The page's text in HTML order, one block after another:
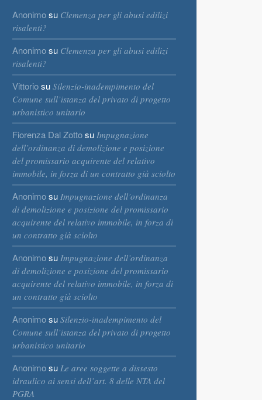
Anonimosu Clemenza per gli abusi edilizi
risalenti?
Anonimosu Clemenza per gli abusi edilizi
risalenti?
Vittoriosu Silenzio-inadempimento del
Comune sull’istanza del privato di progetto
urbanistico unitario
Fiorenza Dal Zottosu Impugnazione
dell’ordinanza di demolizione e posizione
del promissario acquirente del relativo
immobile, in forza di un contratto già sciolto
Anonimosu Impugnazione dell’ordinanza
di demolizione e posizione del promissario
acquirente del relativo immobile, in forza di
un contratto già sciolto
Anonimosu Impugnazione dell’ordinanza
di demolizione e posizione del promissario
acquirente del relativo immobile, in forza di
un contratto già sciolto
Anonimosu Silenzio-inadempimento del
Comune sull’istanza del privato di progetto
urbanistico unitario
Anonimosu Le aree soggette a dissesto
idraulico ai sensi dell’art. 8 delle NTA del
PGRA